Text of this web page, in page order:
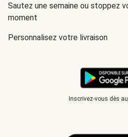
Sautez une semaine ou stoppez
moment
Personnalisez votre livraison
Inscrivez-vous dès